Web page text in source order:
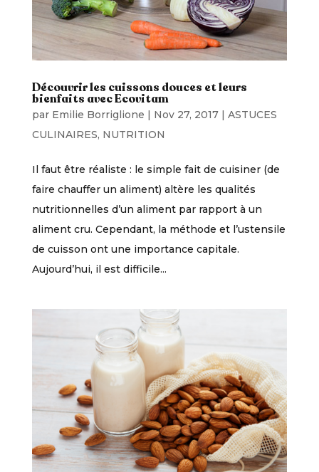
Découvrir les cuissons douces et leurs
bienfaits avec Ecovitam
par Emilie Borriglione | Nov 27, 2017| ASTUCES
CULINAIRES, NUTRITION
Il faut être réaliste : le simple fait de cuisiner (de
faire chauffer un aliment) altère les qualités
nutritionnelles d’un aliment par rapport à un
aliment cru. Cependant, la méthode et l’ustensile
de cuisson ont une importance capitale.
Aujourd’hui, il est difficile...